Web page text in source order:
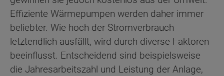
Effiziente Wärmepumpen werden daher immer
beliebter. Wie hoch der Stromverbrauch
letztendlich ausfällt, wird durch diverse Faktoren
beeinflusst. Entscheidend sind beispielsweise
die Jahresarbeitszahl und Leistung der Anlage,